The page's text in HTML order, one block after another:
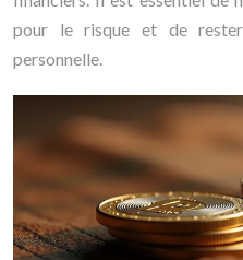
pour le risque et de
personnelle.